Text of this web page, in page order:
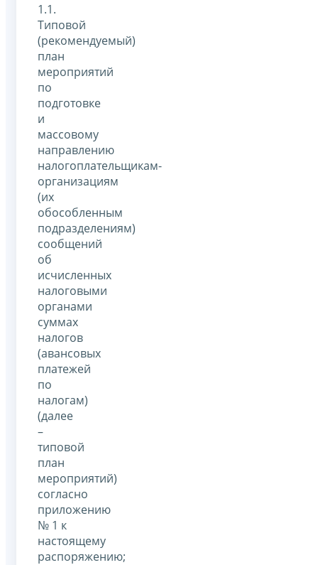
1.1.
Типовой
(рекомендуемый)
план
мероприятий
по
подготовке
и
массовому
направлению
налогоплательщикам-
организациям
(их
обособленным
подразделениям)
сообщений
об
исчисленных
налоговыми
органами
суммах
налогов
(авансовых
платежей
по
налогам)
(далее
–
типовой
план
мероприятий)
согласно
приложению
№ 1 к
настоящему
распоряжению;